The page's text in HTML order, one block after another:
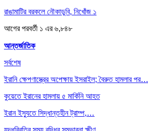
রাঙামাটির বরকলে নৌকাডুবি, নিখোঁজ ১
আগেরপরবর্তী ১ এর ৬,৮৪৮
আন্তর্জাতিক
সর্বশেষ
ইরানি ক্ষেপণাস্ত্রের অপেক্ষায় ইসরাইল; বৈরুত হামলার পর…
কুয়েতে ইরানের হামলায় ৫ মার্কিনি আহত
ইরান ইস্যুতে সিদ্ধান্তহীন ট্রাম্প,…